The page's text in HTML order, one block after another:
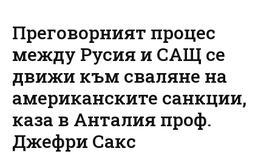
Преговорният процес
между Русия и САЩ се
движи към сваляне на
американските санкции,
каза в Анталия проф.
Джефри Сакс